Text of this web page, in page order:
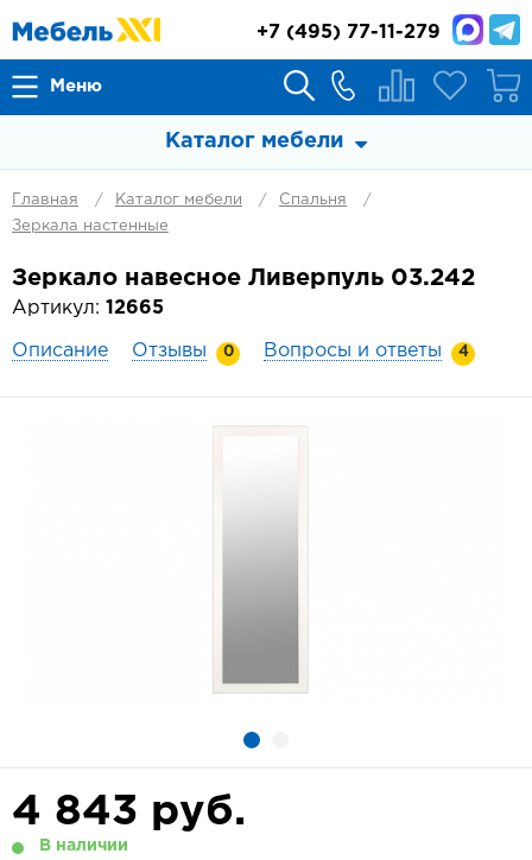
Меню
+7 (495) 77-11-279
Каталог мебели
Главная Каталог мебели
Спальня
Зеркала настенные
Зеркало навесное Ливерпуль 03.242
Артикул: 12665
Описание Отзывы 0 Вопросы и ответы 4
4 843 руб.
В наличии